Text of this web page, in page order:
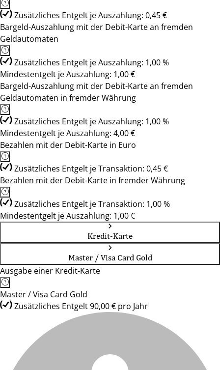
Zusätzliches Entgelt je Auszahlung: 0,45 €
Bargeld-Auszahlung mit der Debit-Karte an fremden
Geldautomaten
Zusätzliches Entgelt je Auszahlung: 1,00 %
Mindestentgelt je Auszahlung: 1,00 €
Bargeld-Auszahlung mit der Debit-Karte an fremden
Geldautomaten in fremder Währung
Zusätzliches Entgelt je Auszahlung: 1,00 %
Mindestentgelt je Auszahlung: 4,00 €
Bezahlen mit der Debit-Karte in Euro
Zusätzliches Entgelt je Transaktion: 0,45 €
Bezahlen mit der Debit-Karte in fremder Währung
Zusätzliches Entgelt je Transaktion: 1,00 %
Mindestentgelt je Auszahlung: 1,00 €
Kredit-Karte
Master / Visa Card Gold
Ausgabe einer Kredit-Karte
Master / Visa Card Gold
Zusätzliches Entgelt 90,00 € pro Jahr